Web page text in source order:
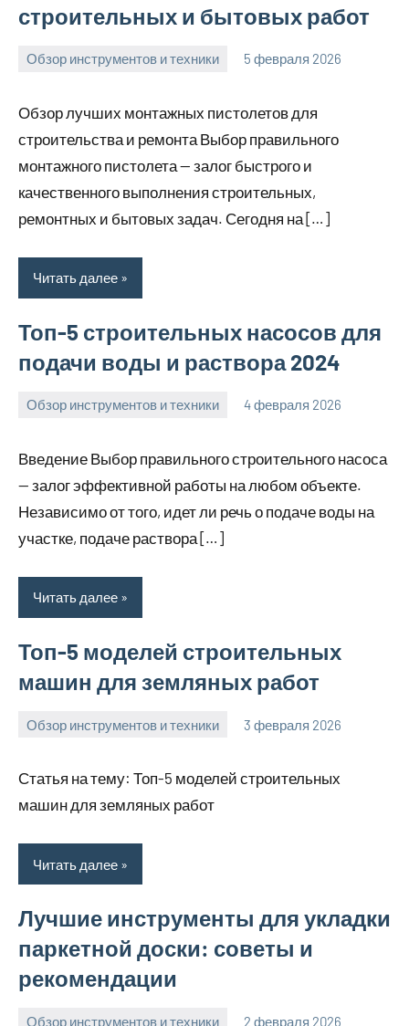
строительных и бытовых работ
Обзор инструментов и техники 5 февраля 2026
u_dachki_ru
Обзор лучших монтажных пистолетов для
строительства и ремонта Выбор правильного
монтажного пистолета — залог быстрого и
качественного выполнения строительных,
ремонтных и бытовых задач. Сегодня на […]
Читать далее
Топ-5 строительных насосов для
подачи воды и раствора 2024
Обзор инструментов и техники 4 февраля 2026
u_dachki_ru
Введение Выбор правильного строительного насоса
— залог эффективной работы на любом объекте.
Независимо от того, идет ли речь о подаче воды на
участке, подаче раствора […]
Читать далее
Топ-5 моделей строительных
машин для земляных работ
Обзор инструментов и техники 3 февраля 2026
u_dachki_ru
Статья на тему: Топ-5 моделей строительных
машин для земляных работ
Читать далее
Лучшие инструменты для укладки
паркетной доски: советы и
рекомендации
Обзор инструментов и техники 2 февраля 2026